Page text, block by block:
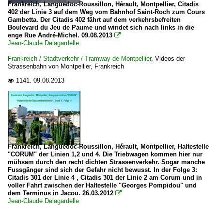
Frankreich, Languedoc-Roussillon, Hérault, Montpellier, Citadis
402 der Linie 3 auf dem Weg vom Bahnhof Saint-Roch zum Cours
Gambetta. Der Citadis 402 fährt auf dem verkehrsbefreiten
Boulevard du Jeu de Paume und windet sich nach links in die
enge Rue André-Michel. 09.08.2013 
Jean-Claude Delagardelle
Frankreich / Stadtverkehr / Tramway de Montpellier, Videos der
Strassenbahn von Montpellier, Frankreich
 1141. 09.08.2013
Frankreich, Languedoc-Roussillon, Hérault, Montpellier, Haltestelle
"CORUM" der Linien 1,2 und 4. Die Triebwagen kommen hier nur
mühsam durch den recht dichten Strassenverkehr. Sogar manche
Fussgänger sind sich der Gefahr nicht bewusst. In der Folge 3:
Citadis 301 der Linie 4 , Citadis 301 der Linie 2 am Corum und in
voller Fahrt zwischen der Haltestelle "Georges Pompidou" und
dem Terminus in Jacou. 26.03.2012 
Jean-Claude Delagardelle